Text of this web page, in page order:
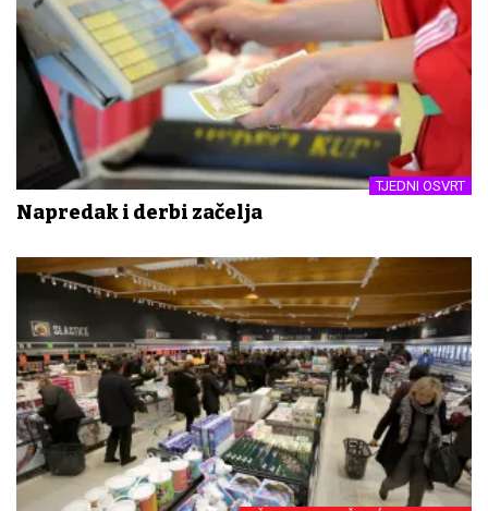
TJEDNI OSVRT
Napredak i derbi začelja